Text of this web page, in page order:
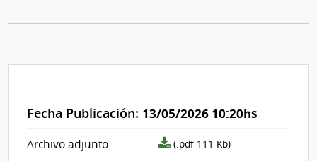
Fecha Publicación: 13/05/2026 10:20hs
Archivo adjunto
archivo
(.pdf 111 Kb)